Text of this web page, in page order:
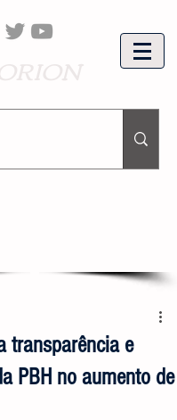
transparência e
PBH no aumento de